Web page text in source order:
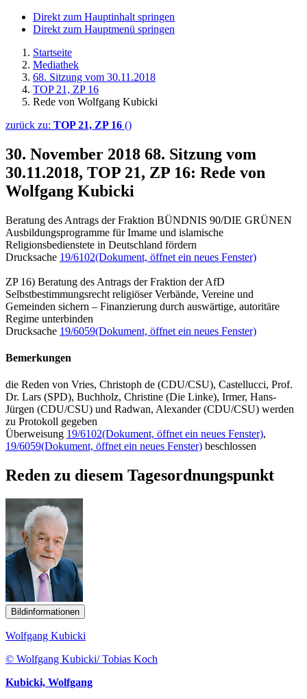
Direkt zum Hauptinhalt springen
Direkt zum Hauptmenü springen
Startseite
Mediathek
68. Sitzung vom 30.11.2018
TOP 21, ZP 16
Rede von Wolfgang Kubicki
zurück zu: TOP 21, ZP 16 ()
30. November 2018 68. Sitzung vom
30.11.2018, TOP 21, ZP 16: Rede von
Wolfgang Kubicki
Beratung des Antrags der Fraktion BÜNDNIS 90/DIE GRÜNEN
Ausbildungsprogramme für Imame und islamische
Religionsbedienstete in Deutschland fördern
Drucksache 19/6102(Dokument, öffnet ein neues Fenster)
ZP 16) Beratung des Antrags der Fraktion der AfD
Selbstbestimmungsrecht religiöser Verbände, Vereine und
Gemeinden sichern – Finanzierung durch auswärtige, autoritäre
Regime unterbinden
Drucksache 19/6059(Dokument, öffnet ein neues Fenster)
Bemerkungen
die Reden von Vries, Christoph de (CDU/CSU), Castellucci, Prof.
Dr. Lars (SPD), Buchholz, Christine (Die Linke), Irmer, Hans-
Jürgen (CDU/CSU) und Radwan, Alexander (CDU/CSU) werden
zu Protokoll gegeben
Überweisung 19/6102(Dokument, öffnet ein neues Fenster),
19/6059(Dokument, öffnet ein neues Fenster) beschlossen
Reden zu diesem Tagesordnungspunkt
Bildinformationen
Wolfgang Kubicki
© Wolfgang Kubicki/ Tobias Koch
Kubicki, Wolfgang